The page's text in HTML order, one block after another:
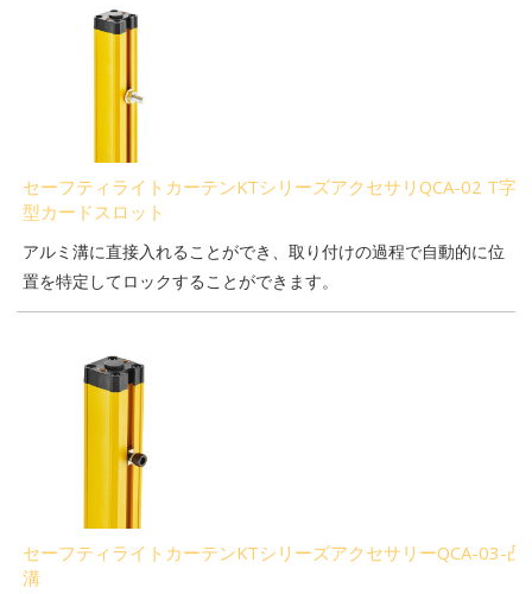
セーフティライトカーテンKTシリーズアクセサリQCA-02 T字
型カードスロット
アルミ溝に直接入れることができ、取り付けの過程で自動的に位
置を特定してロックすることができます。
セーフティライトカーテンKTシリーズアクセサリーQCA-03-凸
溝